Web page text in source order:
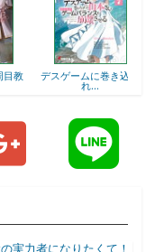
デスゲームに巻き込ま
れ...
実力者になりたくて！